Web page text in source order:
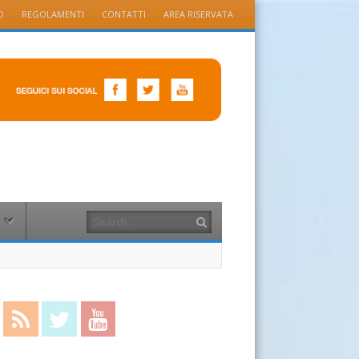
REGOLAMENTI CONTATTI AREA RISERVATA
Search
RSS Feed Twitter